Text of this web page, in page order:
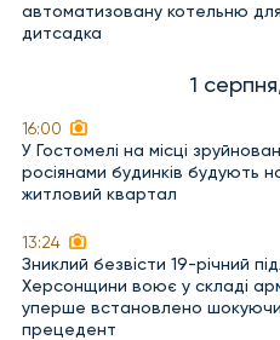
автоматизовану котельню
дитсадка
1
16:00
У Гостомелі на місці
росіянами будинків будують
житловий квартал
13:24
Зниклий безвісти 19-річний
Херсонщини воює у складі
уперше встановлено
прецедент